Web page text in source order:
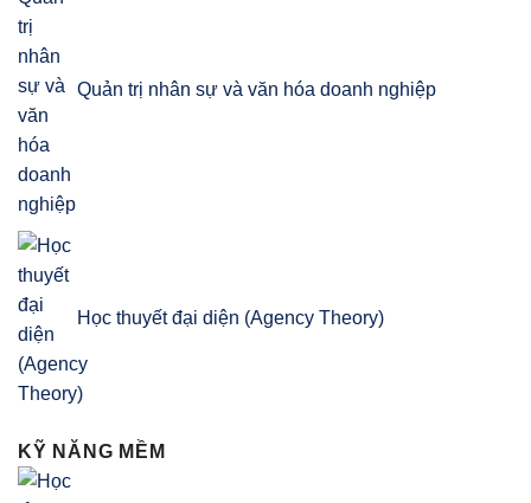
Quản trị nhân sự và văn hóa doanh nghiệp
Học thuyết đại diện (Agency Theory)
KỸ NĂNG MỀM